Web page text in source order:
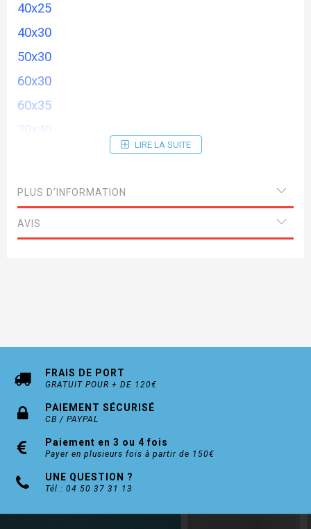
40x25
40x30
50x30
60x30
60x35
70x40
LIRE LA SUITE
PLUS D’INFORMATION
AVIS
FRAIS DE PORT
GRATUIT POUR + DE 120€
PAIEMENT SÉCURISÉ
CB / PAYPAL
Paiement en 3 ou 4 fois
Payer en plusieurs fois à partir de 150€
UNE QUESTION ?
Tél : 04 50 37 31 13